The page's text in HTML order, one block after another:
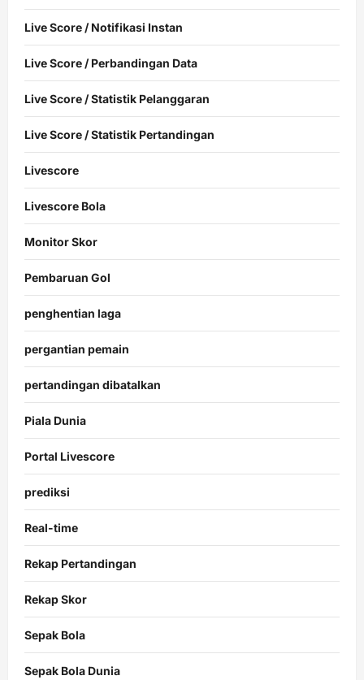
Live Score / Notifikasi Instan
Live Score / Perbandingan Data
Live Score / Statistik Pelanggaran
Live Score / Statistik Pertandingan
Livescore
Livescore Bola
Monitor Skor
Pembaruan Gol
penghentian laga
pergantian pemain
pertandingan dibatalkan
Piala Dunia
Portal Livescore
prediksi
Real-time
Rekap Pertandingan
Rekap Skor
Sepak Bola
Sepak Bola Dunia